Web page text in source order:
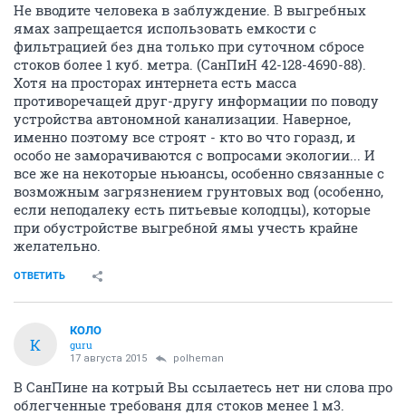
Не вводите человека в заблуждение. В выгребных
ямах запрещается использовать емкости с
фильтрацией без дна только при суточном сбросе
стоков более 1 куб. метра. (СанПиН 42-128-4690-88).
Хотя на просторах интернета есть масса
противоречащей друг-другу информации по поводу
устройства автономной канализации. Наверное,
именно поэтому все строят - кто во что горазд, и
особо не заморачиваются с вопросами экологии... И
все же на некоторые ньюансы, особенно связанные с
возможным загрязнением грунтовых вод (особенно,
если неподалеку есть питьевые колодцы), которые
при обустройстве выгребной ямы учесть крайне
желательно.
ОТВЕТИТЬ
К
КОЛО
guru
17 августа 2015 polheman
В СанПине на котрый Вы ссылаетесь нет ни слова про
облегченные требованя для стоков менее 1 м3.